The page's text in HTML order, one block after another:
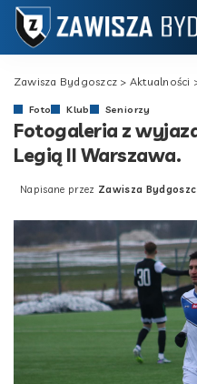
Zawisza Bydgoszcz > Aktualności
Foto Klub Seniorzy
Fotogaleria z
Legią II Warszawa.
Napisane przez Zawisza